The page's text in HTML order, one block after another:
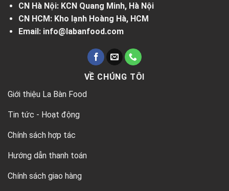
CN Hà Nội: KCN Quang Minh, Hà Nội
CN HCM: Kho lạnh Hoàng Hà, HCM
Email: info@labanfood.com
VỀ CHÚNG TÔI
Giới thiệu La Bàn Food
Tin tức - Hoạt động
Chính sách hợp tác
Hướng dẫn thanh toán
Chính sách giao hàng